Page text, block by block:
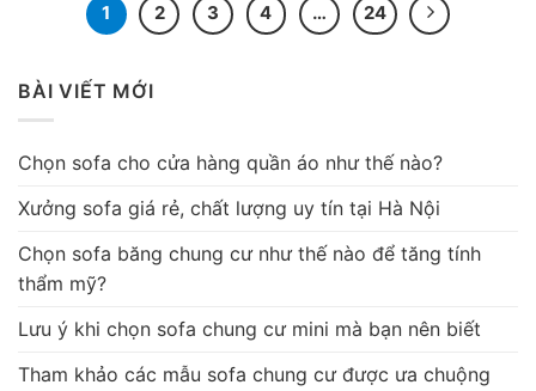
1 2 3 4 … 24
BÀI VIẾT MỚI
Chọn sofa cho cửa hàng quần áo như thế nào?
Xưởng sofa giá rẻ, chất lượng uy tín tại Hà Nội
Chọn sofa băng chung cư như thế nào để tăng tính
thẩm mỹ?
Lưu ý khi chọn sofa chung cư mini mà bạn nên biết
Tham khảo các mẫu sofa chung cư được ưa chuộng